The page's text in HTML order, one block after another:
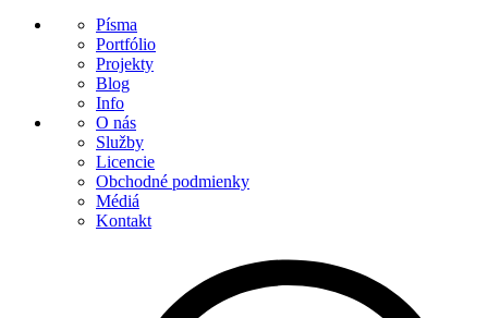
Písma
Portfólio
Projekty
Blog
Info
O nás
Služby
Licencie
Obchodné podmienky
Médiá
Kontakt